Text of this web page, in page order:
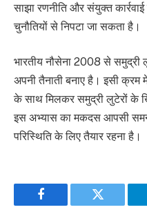
साझा रणनीति और संयुक्त
चुनौतियों से निपटा जा सकता है।
भारतीय नौसेना 2008 से
अपनी तैनाती बनाए है। इसी क्रम
के साथ मिलकर समुद्री लुटेरों के
इस अभ्यास का मकदस आपसी
परिस्थिति के लिए तैयार रहना है।
Facebook Twitter